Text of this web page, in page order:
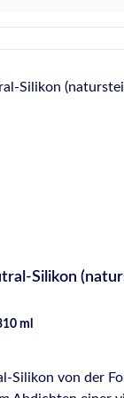
(EG) Nr. 1907/
anderen
Silikon
ml
Silikon von der